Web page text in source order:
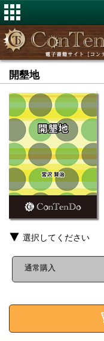
開墾地
選択してください
通常購入